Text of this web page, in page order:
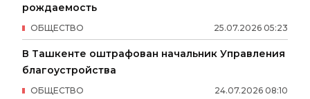
рождаемость
25.07.2026 05:23
ОБЩЕСТВО
В Ташкенте оштрафован начальник Управления
благоустройства
24.07.2026 08:10
ОБЩЕСТВО